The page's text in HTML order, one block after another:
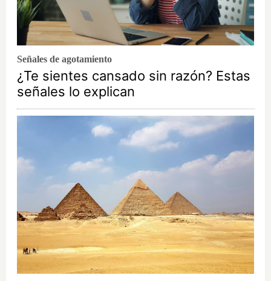
Señales de agotamiento
¿Te sientes cansado sin razón? Estas
señales lo explican